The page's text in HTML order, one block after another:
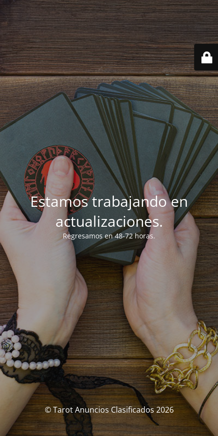
Estamos trabajando en
actualizaciones.
Regresamos en 48-72 horas.
© Tarot Anuncios Clasificados 2026